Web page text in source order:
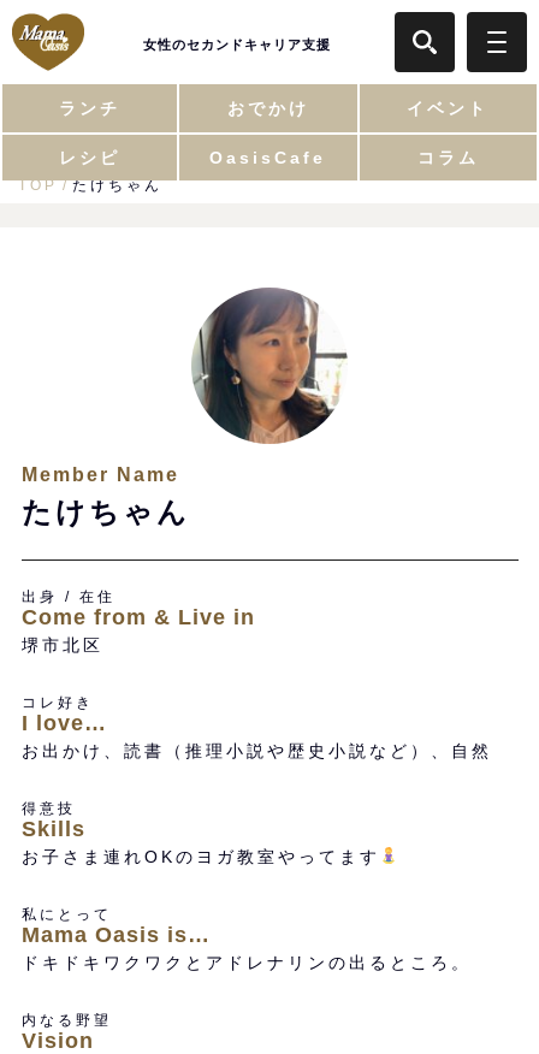
女性のセカンドキャリア支援
ランチ おでかけ イベント
レシピ OasisCafe コラム
TOP たけちゃん
Member Name
たけちゃん
出身 / 在住
Come from & Live in
堺市北区
コレ好き
I love…
お出かけ、読書（推理小説や歴史小説など）、自然
得意技
Skills
お子さま連れOKのヨガ教室やってます
私にとって
Mama Oasis is…
ドキドキワクワクとアドレナリンの出るところ。
内なる野望
Vision